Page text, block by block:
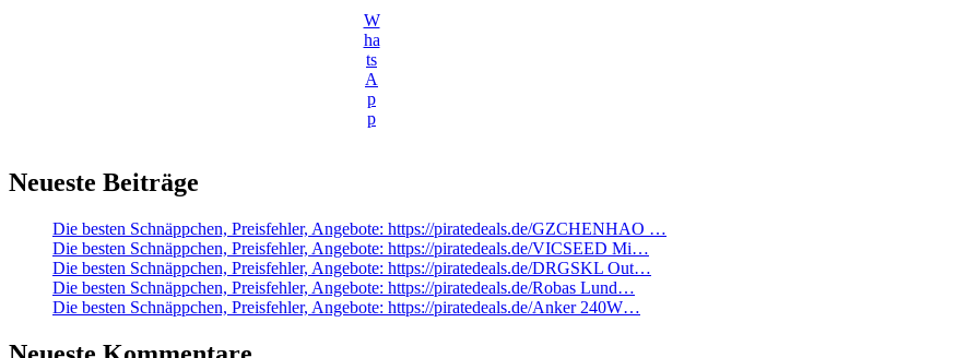
W
ha
ts
A
p
p
Neueste Beiträge
Die besten Schnäppchen, Preisfehler, Angebote: https://piratedeals.de/GZCHENHAO …
Die besten Schnäppchen, Preisfehler, Angebote: https://piratedeals.de/VICSEED Mi…
Die besten Schnäppchen, Preisfehler, Angebote: https://piratedeals.de/DRGSKL Out…
Die besten Schnäppchen, Preisfehler, Angebote: https://piratedeals.de/Robas Lund…
Die besten Schnäppchen, Preisfehler, Angebote: https://piratedeals.de/Anker 240W…